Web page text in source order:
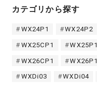
カテゴリから探す
WX24P1 WX24P2
WX25CP1 WX25P1
WX26CP1 WX26P1
WXDi03 WXDi04